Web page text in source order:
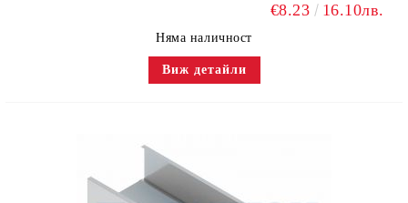
€8.23 16.10лв.
Няма наличност
Виж детайли